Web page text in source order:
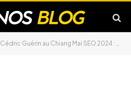
Cédric Guérin au Chiang Mai SEO 2024 : une intervention qui confirme son expertise en référencement naturel